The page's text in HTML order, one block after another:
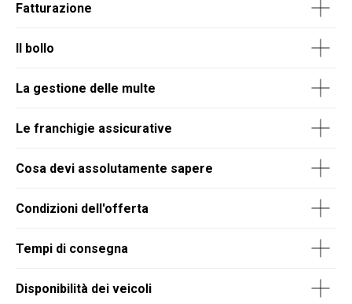
Fatturazione
Il bollo
La gestione delle multe
Le franchigie assicurative
Cosa devi assolutamente sapere
Condizioni dell'offerta
Tempi di consegna
Disponibilità dei veicoli